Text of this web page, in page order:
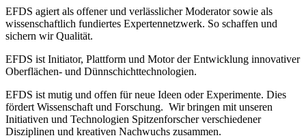
EFDS agiert als offener und verlässlicher Moderator sowie als
wissenschaftlich fundiertes Expertennetzwerk. So schaffen und
sichern wir Qualität.
EFDS ist Initiator, Plattform und Motor der Entwicklung innovativer
Oberflächen- und Dünnschichttechnologien.
EFDS ist mutig und offen für neue Ideen oder Experimente. Dies
fördert Wissenschaft und Forschung. Wir bringen mit unseren
Initiativen und Technologien Spitzenforscher verschiedener
Disziplinen und kreativen Nachwuchs zusammen.